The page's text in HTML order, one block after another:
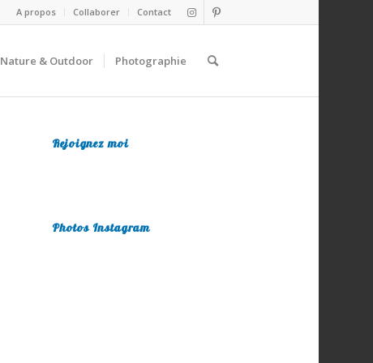
A propos Collaborer Contact
Nature & Outdoor Photographie
Rejoignez moi
Photos Instagram